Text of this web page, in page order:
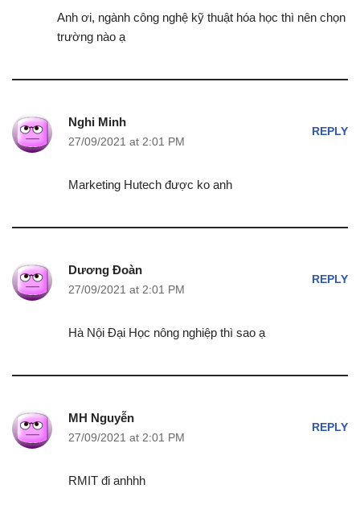
Anh ơi, ngành công nghệ kỹ thuật hóa học thì nên chọn
trường nào ạ
Nghi Minh
27/09/2021 at 2:01 PM
REPLY
Marketing Hutech được ko anh
Dương Đoàn
27/09/2021 at 2:01 PM
REPLY
Hà Nội Đại Học nông nghiệp thì sao ạ
MH Nguyễn
27/09/2021 at 2:01 PM
REPLY
RMIT đi anhhh